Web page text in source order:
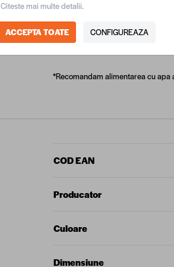
*Recomandam alimentarea cu
COD EAN
Producator
Culoare
Dimensiune
Citeste mai multe detalii.
ACCEPTA TOATE CONFIGUREAZA